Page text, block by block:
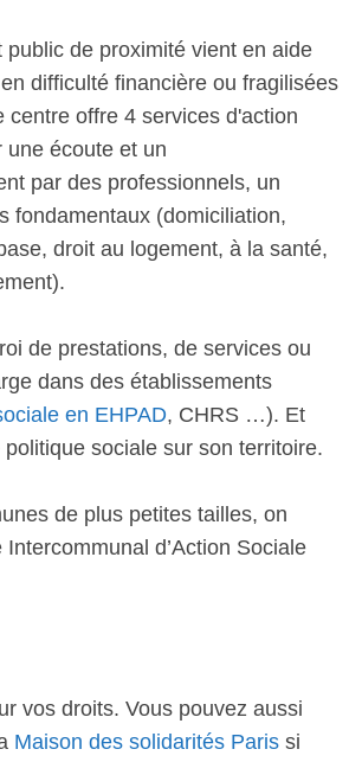
public de proximité vient en aide
difficulté financière ou fragilisées
centre offre 4 services d'action
une écoute et un
par des professionnels, un
fondamentaux (domiciliation,
droit au logement, à la santé,
de prestations, de services ou
dans des établissements
en EHPAD, CHRS …). Et
politique sociale sur son territoire.
de plus petites tailles, on
d’Action Sociale
vos droits. Vous pouvez aussi
Maison des solidarités Paris si